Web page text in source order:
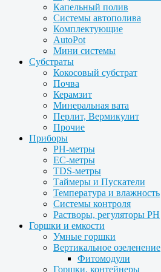
Капельный полив
Системы автополива
Комплектующие
AutoPot
Мини системы
Субстраты
Кокосовый субстрат
Почва
Керамзит
Минеральная вата
Перлит, Вермикулит
Прочие
Приборы
PH-метры
EC-метры
TDS-метры
Таймеры и Пускатели
Температура и влажность
Системы контроля
Растворы, регуляторы PH
Горшки и емкости
Умные горшки
Вертикальное озеленение
Фитомодули
Горшки, контейнеры